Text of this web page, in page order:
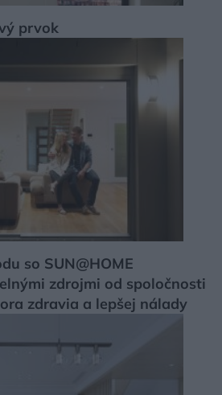
prvok
so SUN@HOME
zdrojmi od spoločnosti
zdravia a lepšej nálady